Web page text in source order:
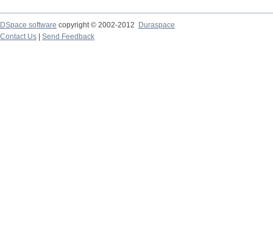
DSpace software copyright © 2002-2012
Duraspace
Contact Us
Send Feedback